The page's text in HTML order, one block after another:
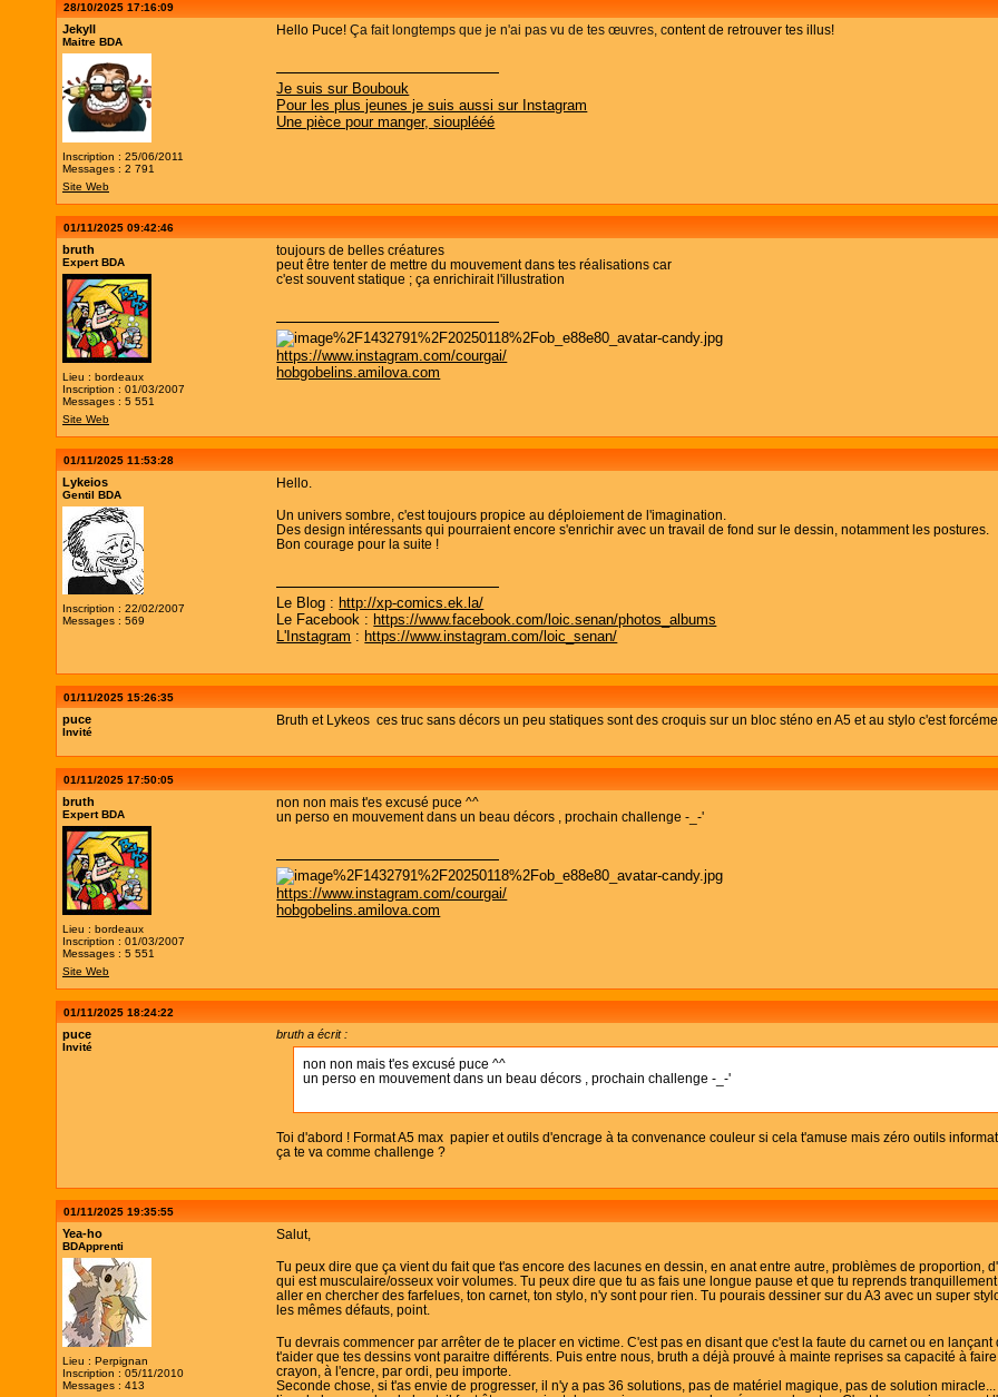
28/10/2025 17:16:09
Jekyll
Maitre BDA
Inscription : 25/06/2011
Messages : 2 791
Site Web
Hello Puce!Ça fait longtemps que je n'ai pas vu de tes œuvres, content de retrouver tes illus!
Je suis sur Boubouk
Pour les plus jeunes je suis aussi sur Instagram
Une pièce pour manger, siouplééé
01/11/2025 09:42:46
bruth
Expert BDA
Lieu : bordeaux
Inscription : 01/03/2007
Messages : 5 551
Site Web
toujours de belles créatures
peut être tenter de mettre du mouvement dans tes réalisations car
c'est souvent statique ; ça enrichirait l'illustration
https://www.instagram.com/courgai/
hobgobelins.amilova.com
01/11/2025 11:53:28
Lykeios
Gentil BDA
Inscription : 22/02/2007
Messages : 569
Hello.
Un univers sombre, c'est toujours propice au déploiement de l'imagination.
Des design intéressants qui pourraient encore s'enrichir avec un travail de fond sur le dessin, notamment les postures.
Bon courage pour la suite !
Le Blog :http://xp-comics.ek.la/
Le Facebook :https://www.facebook.com/loic.senan/photos_albums
L'Instagram :https://www.instagram.com/loic_senan/
01/11/2025 15:26:35
puce
Invité
Bruth et Lykeos ces truc sans décors un peu statiques sont des croquis sur un bloc sténo en A5 et au stylo c'est
01/11/2025 17:50:05
bruth
Expert BDA
Lieu : bordeaux
Inscription : 01/03/2007
Messages : 5 551
Site Web
non non mais t'es excusé puce ^^
un perso en mouvement dans un beau décors , prochain challenge -_-'
https://www.instagram.com/courgai/
hobgobelins.amilova.com
01/11/2025 18:24:22
puce
Invité
bruth a écrit :
non non mais t'es excusé puce ^^
un perso en mouvement dans un beau décors , prochain challenge -_-'
Toi d'abord ! Format A5 max papier et outils d'encrage à ta convenance couleur si cela t'amuse mais zéro outils
ça te va comme challenge ?
01/11/2025 19:35:55
Yea-ho
BDApprenti
Lieu : Perpignan
Inscription : 05/11/2010
Messages : 413
Salut,
Tu peux dire que ça vient du fait que t'as encore des lacunes en dessin, en anat entre autre, problèmes de proportion,
qui est musculaire/osseux voir volumes. Tu peux dire que tu as fais une longue pause et que tu reprends
aller en chercher des farfelues, ton carnet, ton stylo, n'y sont pour rien. Tu pourais dessiner sur du A3 avec un super
les mêmes défauts, point.
Tu devrais commencer par arrêter de te placer en victime. C'est pas en disant que c'est la faute du carnet ou en
t'aider que tes dessins vont paraitre différents. Puis entre nous, bruth a déjà prouvé à mainte reprises sa capacité à
crayon, à l'encre, par ordi, peu importe.
Seconde chose, si t'as envie de progresser, il n'y a pas 36 solutions, pas de matériel magique, pas de solution